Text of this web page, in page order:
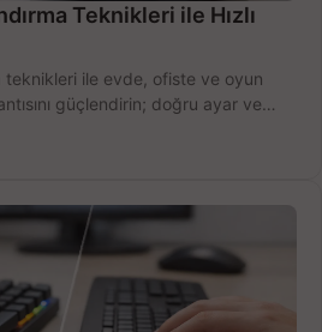
Teknikleri ile Hızlı
teknikleri ile evde, ofiste ve oyun
güçlendirin; doğru ayar ve